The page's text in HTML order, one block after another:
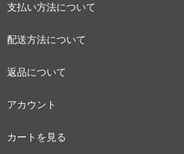
支払い方法について
配送方法について
返品について
アカウント
カートを見る